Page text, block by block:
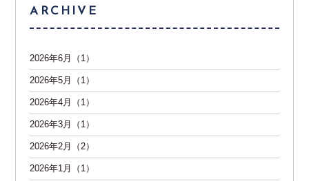
ARCHIVE
2026年6月（1）
2026年5月（1）
2026年4月（1）
2026年3月（1）
2026年2月（2）
2026年1月（1）